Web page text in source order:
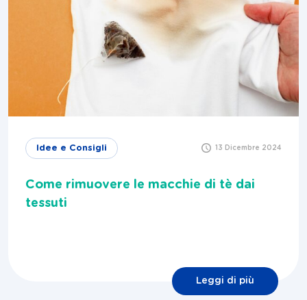
Idee e Consigli 13 Dicembre 2024
Come rimuovere le macchie di tè dai
tessuti
Leggi di più